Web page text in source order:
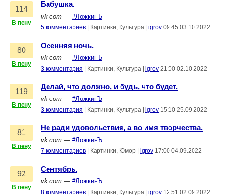
114
В пену
Бабушка.
vk.com — #ЛожкинЪ
5 комментариев Картинки, Культура igrov 09:45 03.10.2022
80
В пену
Осенняя ночь.
vk.com — #ЛожкинЪ
3 комментария Картинки, Культура igrov 21:00 02.10.2022
119
В пену
Делай, что должно, и будь, что будет.
vk.com — #ЛожкинЪ
3 комментария Картинки, Культура igrov 15:10 25.09.2022
81
В пену
Не ради удовольствия, а во имя творчества.
vk.com — #ЛожкинЪ
7 комментариев Картинки, Юмор igrov 17:00 04.09.2022
92
В пену
Сентябрь.
vk.com — #ЛожкинЪ
8 комментариев Картинки, Культура igrov 12:51 02.09.2022